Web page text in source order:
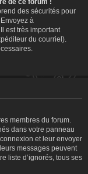
des sécurités pour
à
est très important
du courriel).
membres du forum.
dans votre panneau
et leur envoyer
messages peuvent
liste d’ignorés, tous ses